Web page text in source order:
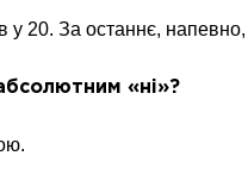
у 20. За останнє,
«ні»?